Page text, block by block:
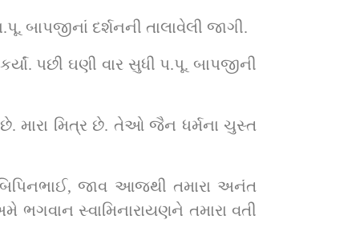
બાપજીનાં દર્શનની તાલાવેલી જાગી.
પછી ઘણી વાર સુધી પ.પૂ. બાપજીની
મારા મિત્ર છે. તેઓ જૈન ધર્મના ચુસ્ત
જાવ આજથી તમારા અનંત
સ્વામિનારાયણને તમારા વતી